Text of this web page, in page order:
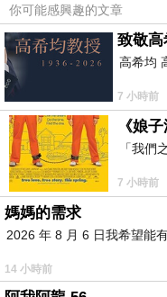
你可能感興趣的文章
致敬
高希均
7 小時前
《娘
「我們
7 小時前
媽媽的需求
2026 年 8 月 6 日我希望能
14 小時前